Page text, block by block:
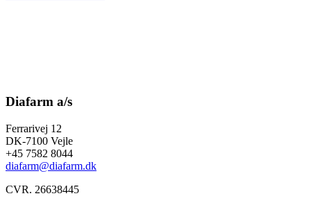
Diafarm a/s
Ferrarivej 12
DK-7100 Vejle
+45 7582 8044
diafarm@diafarm.dk
CVR. 26638445